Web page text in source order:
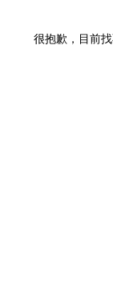
很抱歉，目前